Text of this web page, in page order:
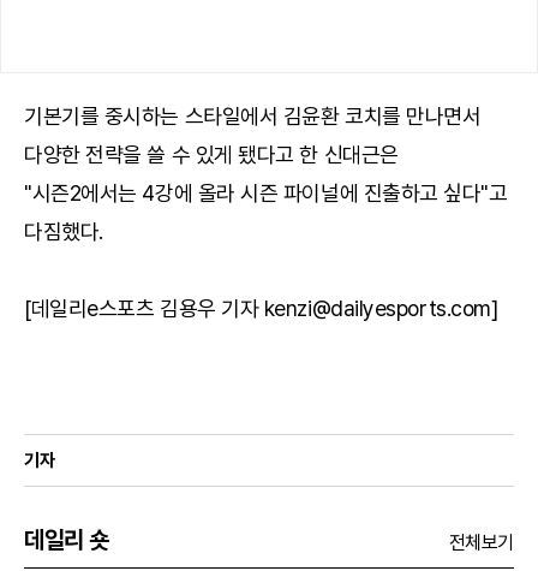
기본기를 중시하는 스타일에서 김윤환 코치를 만나면서
다양한 전략을 쓸 수 있게 됐다고 한 신대근은
"시즌2에서는 4강에 올라 시즌 파이널에 진출하고 싶다"고
다짐했다.
[데일리e스포츠 김용우 기자 kenzi@dailyesports.com]
기자
데일리 숏 전체보기